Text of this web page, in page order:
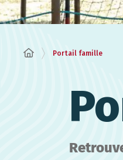
Portail famille